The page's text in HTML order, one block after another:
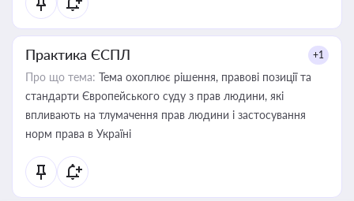
Практика ЄСПЛ +1
Про що тема: Тема охоплює рішення, правові позиції та
стандарти Європейського суду з прав людини, які
впливають на тлумачення прав людини і застосування
норм права в Україні